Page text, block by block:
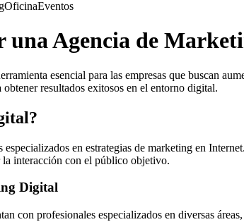
OficinaEventos
Agencia de
esencial para las empresas que buscan
resultados exitosos en el entorno digital.
en estrategias de marketing en
interacción con el público objetivo.
Digital
con profesionales especializados en diversas